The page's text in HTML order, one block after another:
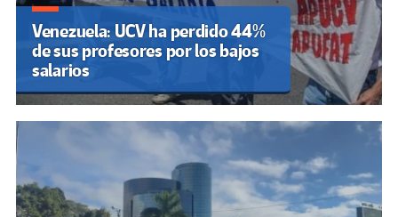
Venezuela: UCV ha perdido 44%
de sus profesores por los bajos
salarios